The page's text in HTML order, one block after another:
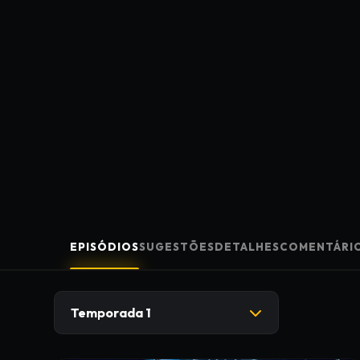
EPISÓDIOSSUGESTÕESDETALHES
Temporada 1